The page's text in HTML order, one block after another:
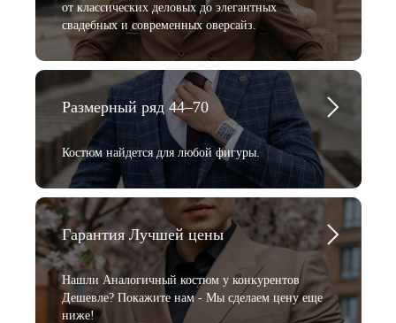
от классических деловых до элегантных
свадебных и современных оверсайз.
Размерный ряд 44–70
Костюм найдется для любой фигуры.
Гарантия Лучшей цены
Нашли Аналогичный костюм у конкурентов
Дешевле? Покажите нам - Мы сделаем цену еще
ниже!